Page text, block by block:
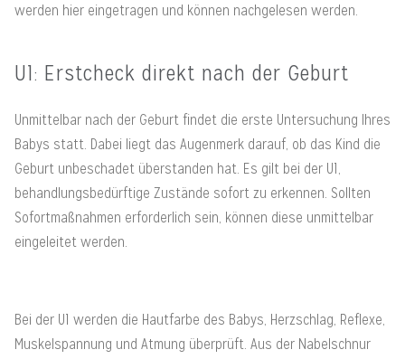
werden hier eingetragen und können nachgelesen werden.
U1: Erstcheck direkt nach der Geburt
Unmittelbar nach der Geburt findet die erste Untersuchung Ihres
Babys statt. Dabei liegt das Augenmerk darauf, ob das Kind die
Geburt unbeschadet überstanden hat. Es gilt bei der U1,
behandlungsbedürftige Zustände sofort zu erkennen. Sollten
Sofortmaßnahmen erforderlich sein, können diese unmittelbar
eingeleitet werden.
Bei der U1 werden die Hautfarbe des Babys, Herzschlag, Reflexe,
Muskelspannung und Atmung überprüft. Aus der Nabelschnur